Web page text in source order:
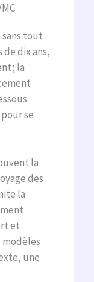
tout
de dix ans,
; la
se
la
des
la
et
modèles
une